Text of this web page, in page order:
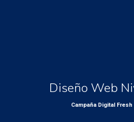
Diseño Web
Campaña Digital